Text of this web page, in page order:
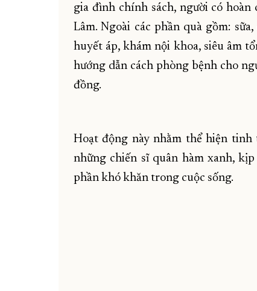
gia đình chính sách, người có
Lâm. Ngoài các phần quà gồm:
huyết áp, khám nội khoa, siêu âm
hướng dẫn cách phòng bệnh cho
đồng.
Hoạt động này nhằm thể hiện
những chiến sĩ quân hàm xanh,
phần khó khăn trong cuộc sống.